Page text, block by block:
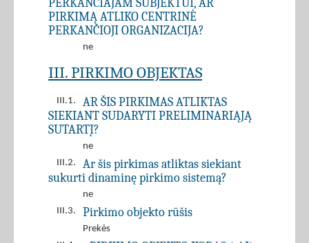
PIRKIMĄ ATLIKO CENTRINĖ
PERKANČIOJI ORGANIZACIJA?
ne
III. PIRKIMO OBJEKTAS
III.1.
AR ŠIS PIRKIMAS ATLIKTAS
SIEKIANT SUDARYTI PRELIMINARIĄJĄ
SUTARTĮ?
ne
III.2.
Ar šis pirkimas atliktas siekiant
sukurti dinaminę pirkimo sistemą?
ne
III.3.
Pirkimo objekto rūšis
Prekės